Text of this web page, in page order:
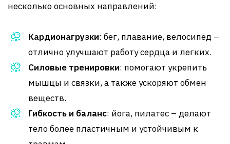
несколько основных направлений:
Кардионагрузки: бег, плавание, велосипед –
отлично улучшают работу сердца и легких.
Силовые тренировки: помогают укрепить
мышцы и связки, а также ускоряют обмен
веществ.
Гибкость и баланс: йога, пилатес – делают
тело более пластичным и устойчивым к